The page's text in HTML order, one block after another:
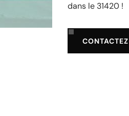
dans le 31420 !